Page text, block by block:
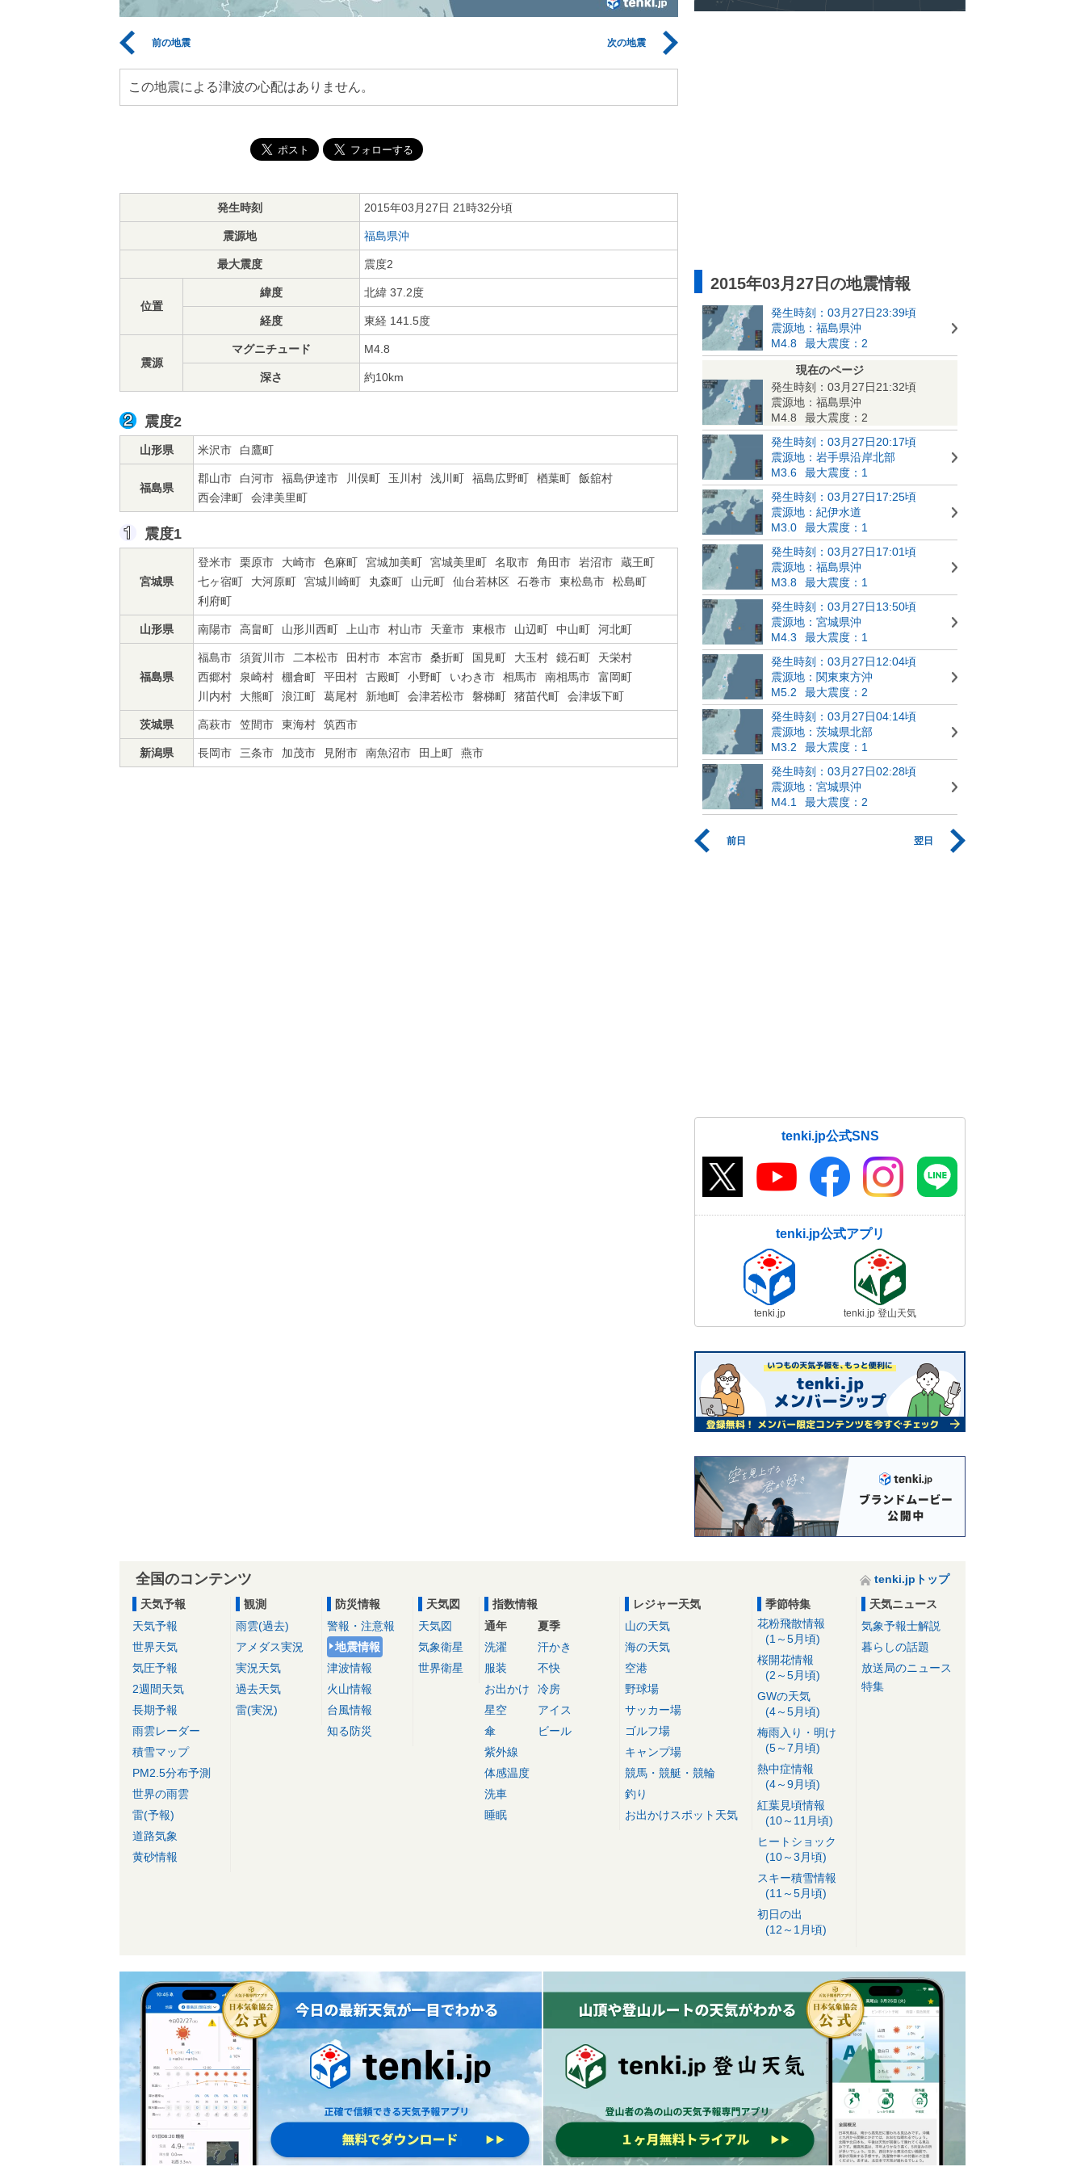
前の地震 次の地震
この地震による津波の心配はありません。
発生時刻 2015年03月27日 21時32分頃
震源地 福島県沖
最大震度 震度2
位置
緯度 北緯 37.2度
経度 東経 141.5度
震源
マグニチュード M4.8
深さ 約10km
震度2
山形県 米沢市 白鷹町
福島県
郡山市 白河市 福島伊達市 川俣町 玉川村 浅川町 福島広野町 楢葉町
飯舘村
西会津町
会津美里町
震度1
宮城県
登米市 栗原市 大崎市 色麻町 宮城加美町 宮城美里町 名取市 角田市 岩沼市
蔵王町
七ヶ宿町
大河原町 宮城川崎町 丸森町 山元町 仙台若林区 石巻市 東松島市
松島町
利府町
山形県 南陽市 高畠町 山形川西町 上山市 村山市 天童市 東根市 山辺町 中山町 河北町
福島県
福島市 須賀川市 二本松市 田村市 本宮市 桑折町 国見町 大玉村 鏡石町
天栄村
西郷村
泉崎村 棚倉町 平田村 古殿町 小野町 いわき市 相馬市 南相馬市
富岡町
川内村
大熊町 浪江町 葛尾村 新地町 会津若松市 磐梯町 猪苗代町 会津坂下町
茨城県 高萩市 笠間市 東海村 筑西市
新潟県 長岡市 三条市 加茂市 見附市 南魚沼市 田上町 燕市
2015年03月27日の地震情報
発生時刻：03月27日23:39頃
震源地：福島県沖
M4.8
最大震度：2
現在のページ
発生時刻：03月27日21:32頃
震源地：福島県沖
M4.8
最大震度：2
発生時刻：03月27日20:17頃
震源地：岩手県沿岸北部
M3.6
最大震度：1
発生時刻：03月27日17:25頃
震源地：紀伊水道
M3.0
最大震度：1
発生時刻：03月27日17:01頃
震源地：福島県沖
M3.8
最大震度：1
発生時刻：03月27日13:50頃
震源地：宮城県沖
M4.3
最大震度：1
発生時刻：03月27日12:04頃
震源地：関東東方沖
M5.2
最大震度：2
発生時刻：03月27日04:14頃
震源地：茨城県北部
M3.2
最大震度：1
発生時刻：03月27日02:28頃
震源地：宮城県沖
M4.1
最大震度：2
前日 翌日
tenki.jp公式SNS
tenki.jp公式アプリ
tenki.jp tenki.jp 登山天気
全国のコンテンツ
tenki.jpトップ
天気予報
天気予報
世界天気
気圧予報
2週間天気
長期予報
雨雲レーダー
積雪マップ
PM2.5分布予測
世界の雨雲
雷(予報)
道路気象
黄砂情報
観測
雨雲(過去)
アメダス実況
実況天気
過去天気
雷(実況)
防災情報
警報・注意報
地震情報
津波情報
火山情報
台風情報
知る防災
天気図
天気図
気象衛星
世界衛星
指数情報
通年
洗濯
服装
お出かけ
星空
傘
紫外線
体感温度
洗車
睡眠
夏季
汗かき
不快
冷房
アイス
ビール
レジャー天気
山の天気
海の天気
空港
野球場
サッカー場
ゴルフ場
キャンプ場
競馬・競艇・競輪
釣り
お出かけスポット天気
季節特集
花粉飛散情報
(1～5月頃)
桜開花情報
(2～5月頃)
GWの天気
(4～5月頃)
梅雨入り・明け
(5～7月頃)
熱中症情報
(4～9月頃)
紅葉見頃情報
(10～11月頃)
ヒートショック
(10～3月頃)
スキー積雪情報
(11～5月頃)
初日の出
(12～1月頃)
天気ニュース
気象予報士解説
暮らしの話題
放送局のニュース
特集